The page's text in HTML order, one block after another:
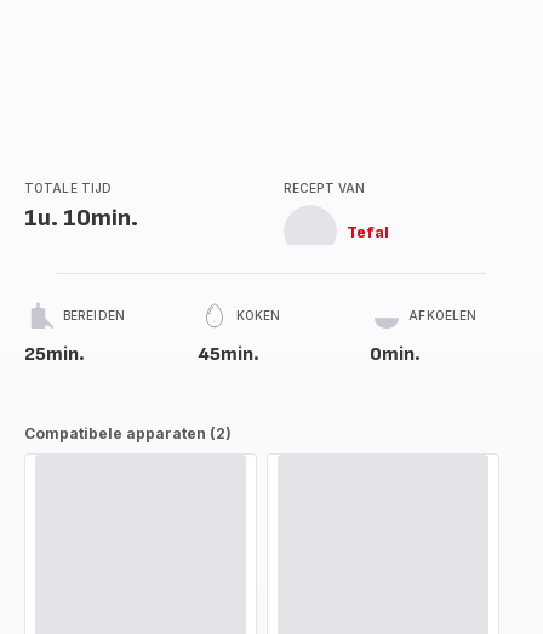
TOTALE TIJD
1u. 10min.
RECEPT VAN
Tefal
BEREIDEN
25min.
KOKEN
45min.
AFKOELEN
0min.
Compatibele apparaten (2)